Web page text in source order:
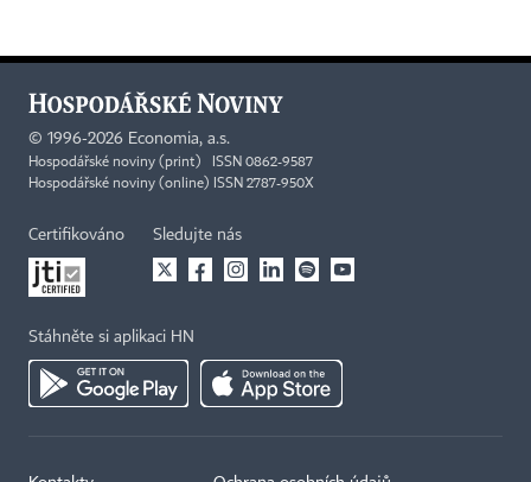
© 1996-2026 Economia, a.s.
Hospodářské noviny (print) ISSN 0862-9587
Hospodářské noviny (online) ISSN 2787-950X
Certifikováno Sledujte nás
Stáhněte si aplikaci HN